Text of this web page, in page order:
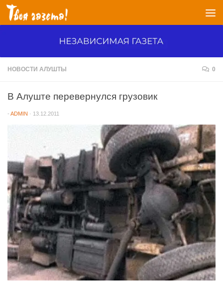
Перейти к содержимому
НОВОСТИ АЛУШТЫ 0
В Алуште перевернулся грузовик
- ADMIN · 13.12.2011